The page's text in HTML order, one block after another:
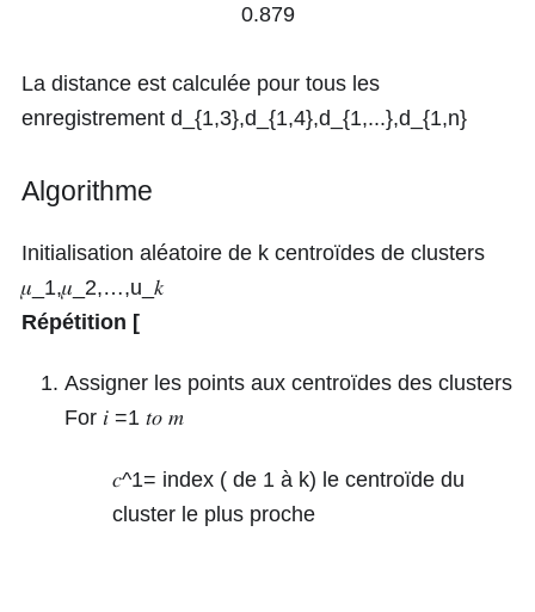
0.879
La distance est calculée pour tous les
enregistrement d_{1,3},d_{1,4},d_{1,...},d_{1,n}
Algorithme
Initialisation aléatoire de k centroïdes de clusters
𝜇_1,𝜇_2,…,u_𝑘
Répétition [
Assigner les points aux centroïdes des clusters
For 𝑖 =1 𝑡𝑜 𝑚
𝑐^1= index ( de 1 à k) le centroïde du
cluster le plus proche